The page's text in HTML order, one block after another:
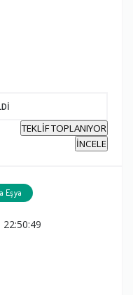
TEKLİF TOPLANIYOR
İNCELE
Eşya